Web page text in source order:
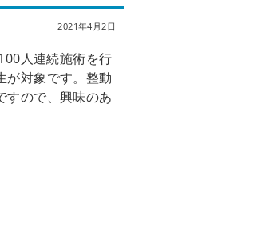
2021年4月2日
人連続施術を行
が対象です。整動
すので、興味のあ